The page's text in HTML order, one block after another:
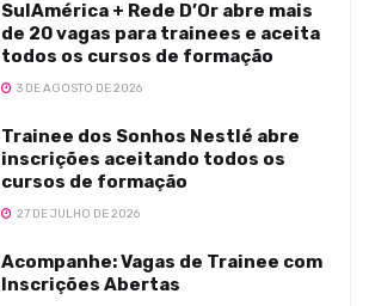
SulAmérica + Rede D’Or abre mais
de 20 vagas para trainees e aceita
todos os cursos de formação
3 DE AGOSTO DE 2026
Trainee dos Sonhos Nestlé abre
inscrições aceitando todos os
cursos de formação
27 DE JULHO DE 2026
Acompanhe: Vagas de Trainee com
Inscrições Abertas